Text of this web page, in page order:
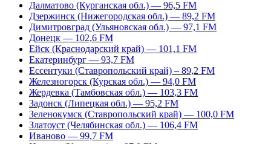
Далматово (Курганская обл.) — 96,5 FM
Дзержинск (Нижегородская обл.) — 89,2 FM
Димитровград (Ульяновская обл.) — 97,1 FM
Донецк — 102,6 FM
Ейск (Краснодарский край) — 101,1 FM
Екатеринбург — 93,7 FM
Ессентуки (Ставропольский край) – 89,2 FM
Железногорск (Курская обл.) — 94,0 FM
Жердевка (Тамбовская обл.) — 103,3 FM
Задонск (Липецкая обл.) — 95,2 FM
Зеленокумск (Ставропольский край) — 100,0 FM
Златоуст (Челябинская обл.) — 106,4 FM
Иваново — 99,7 FM